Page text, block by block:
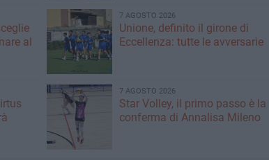
al
7 AGOSTO 2026
Unione, definito il girone di
Eccellenza: tutte le avversarie
7 AGOSTO 2026
Star Volley, il primo passo è la
conferma di Annalisa Mileno